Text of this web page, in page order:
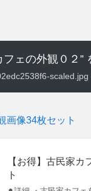
ェの外観０２”
画像34枚セット
【お得】古民家
ト